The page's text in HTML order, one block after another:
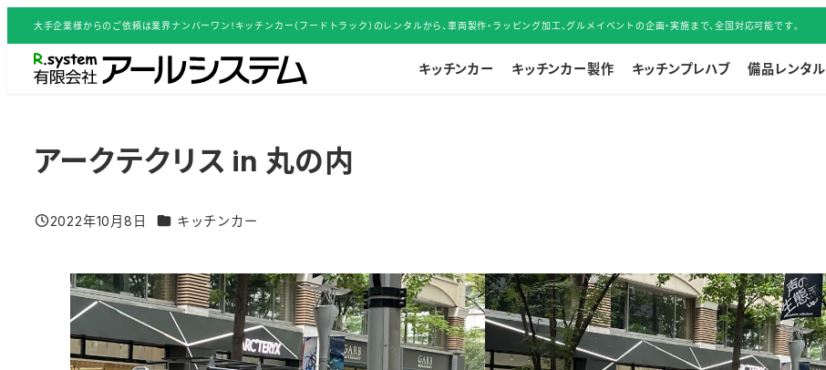
イ
大手企業様からのご依頼は業界ナンバーワン！キッチンカー（フードトラック）のレンタルから、車両製作・ラッピング加工、グルメイベントの企画・実施まで、全国対応可能です。
キッチンカー キッチンカー製作 キッチンプレハブ 備品レンタル
アークテクリス in 丸の内
投稿日
2022年10月8日 グルメイベント／活用事例 カテゴリー
キッチンカー